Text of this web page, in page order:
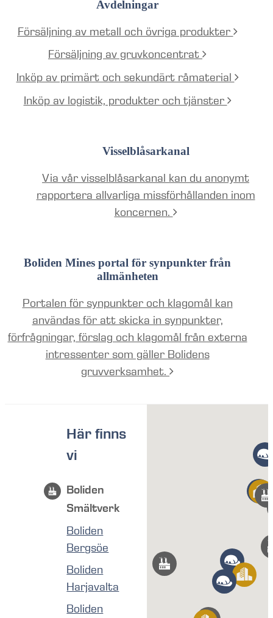
Avdelningar
Försäljning av metall och övriga produkter
Försäljning av gruvkoncentrat
Inköp av primärt och sekundärt råmaterial
Inköp av logistik, produkter och tjänster
Visselblåsarkanal
Via vår visselblåsarkanal kan du anonymt
rapportera allvarliga missförhållanden inom
koncernen.
Boliden Mines portal för synpunkter från
allmänheten
Portalen för synpunkter och klagomål kan
användas för att skicka in synpunkter,
förfrågningar, förslag och klagomål från externa
intressenter som gäller Bolidens
gruvverksamhet.
Här finns
vi
Boliden
Smältverk
Boliden
Bergsöe
Boliden
Harjavalta
Boliden